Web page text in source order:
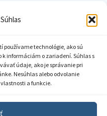
používame technológie, ako sú
k informáciám o zariadení. Súhlas s
údaje, ako je správanie pri
Nesúhlas alebo odvolanie
a funkcie.
súkromia